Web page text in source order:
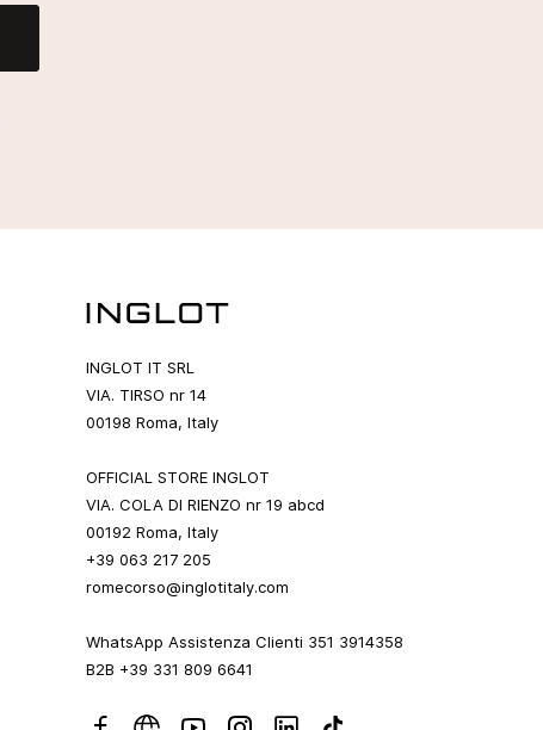
INGLOT IT SRL
VIA. TIRSO nr 14
00198 Roma, Italy
OFFICIAL STORE INGLOT
VIA. COLA DI RIENZO nr 19 abcd
00192 Roma, Italy
+39 063 217 205
romecorso@inglotitaly.com
WhatsApp Assistenza Clienti 351 3914358
B2B +39 331 809 6641